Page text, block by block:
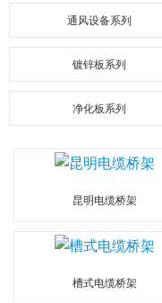
通风设备系列
镀锌板系列
净化板系列
昆明电缆桥架
槽式电缆桥架